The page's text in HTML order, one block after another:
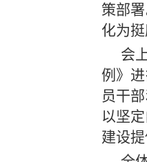
策部
化为
会
例》
员干
以坚
建设提